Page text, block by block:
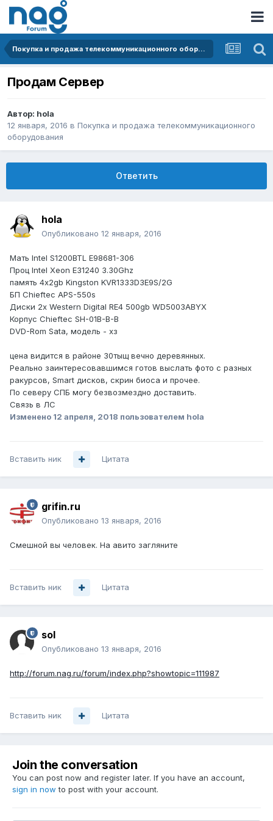
Покупка и продажа телекоммуникационного оборудования
Продам Сервер
Автор: hola
12 января, 2016 в Покупка и продажа телекоммуникационного
оборудования
Ответить
hola
Опубликовано 12 января, 2016
Мать Intel S1200BTL E98681-306
Проц Intel Xeon E31240 3.30Ghz
память 4x2gb Kingston KVR1333D3E9S/2G
БП Chieftec APS-550s
Диски 2x Western Digital RE4 500gb WD5003ABYX
Корпус Chieftec SH-01B-B-B
DVD-Rom Sata, модель - хз
цена видится в районе 30тыщ вечно деревянных.
Реально заинтересовавшимся готов выслать фото с разных
ракурсов, Smart дисков, скрин биоса и прочее.
По северу СПБ могу безвозмездно доставить.
Связь в ЛС
Изменено 12 апреля, 2018 пользователем hola
Вставить ник Цитата
grifin.ru
Опубликовано 13 января, 2016
Смешной вы человек. На авито загляните
Вставить ник Цитата
sol
Опубликовано 13 января, 2016
http://forum.nag.ru/forum/index.php?showtopic=111987
Вставить ник Цитата
Join the conversation
You can post now and register later. If you have an account,
sign in now to post with your account.